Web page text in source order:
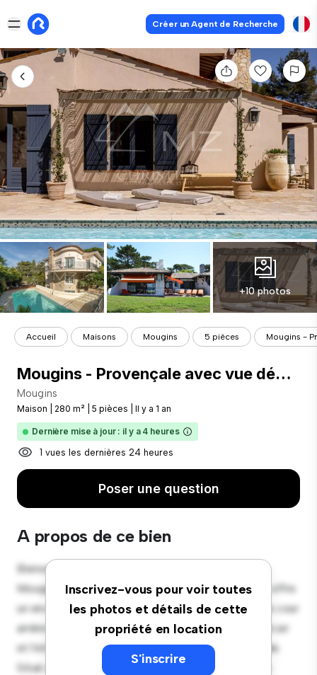
Créer un Agent de Recherche
+10 photos
Accueil Maisons Mougins 5 pièces Mougins -
Mougins - Provençale avec vue dégagée
Mougins
Maison 280 m² 5 pièces Il y a 1 an
Dernière mise à jour : il y a 4 heures
1 vues les dernières 24 heures
Poser une question
A propos de ce bien
Inscrivez-vous pour voir toutes
les photos et détails de cette
propriété en location
S'inscrire
Bienvenue dans votre nouvelle oasis de banlieue à
Mougins ! Cette charmante maison de 5 chambres offre
un environnement spacieux et accueillant. La grande cour
arrière est parfaite pour les rassemblements en plein air
et l'intérieur chaleureux offre une retraite confortable.
Situé dans un quartier familial, vous aurez accès aux